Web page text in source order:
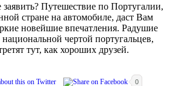
Путешествие по Португалии,
стране на автомобиле, даст Вам
новейшие впечатления. Радушие
национальной чертой португальцев,
тут, как хороших друзей.
0